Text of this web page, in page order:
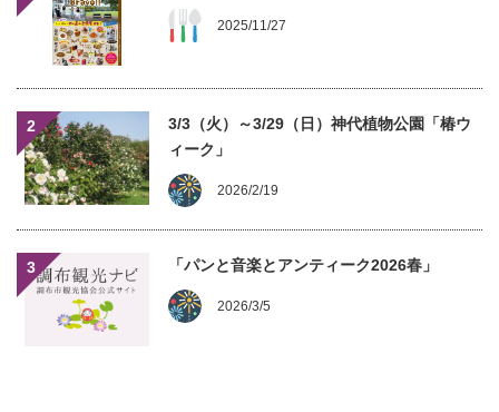
2025/11/27
2
3/3（火）～3/29（日）神代植物公園「椿ウ
ィーク」
2026/2/19
3 「パンと音楽とアンティーク2026春」
2026/3/5